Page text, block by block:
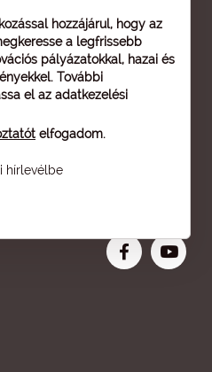
hozzájárul, hogy az
a legfrissebb
pályázatokkal, hazai és
További
el az adatkezelési
elfogadom.
hírlevélbe